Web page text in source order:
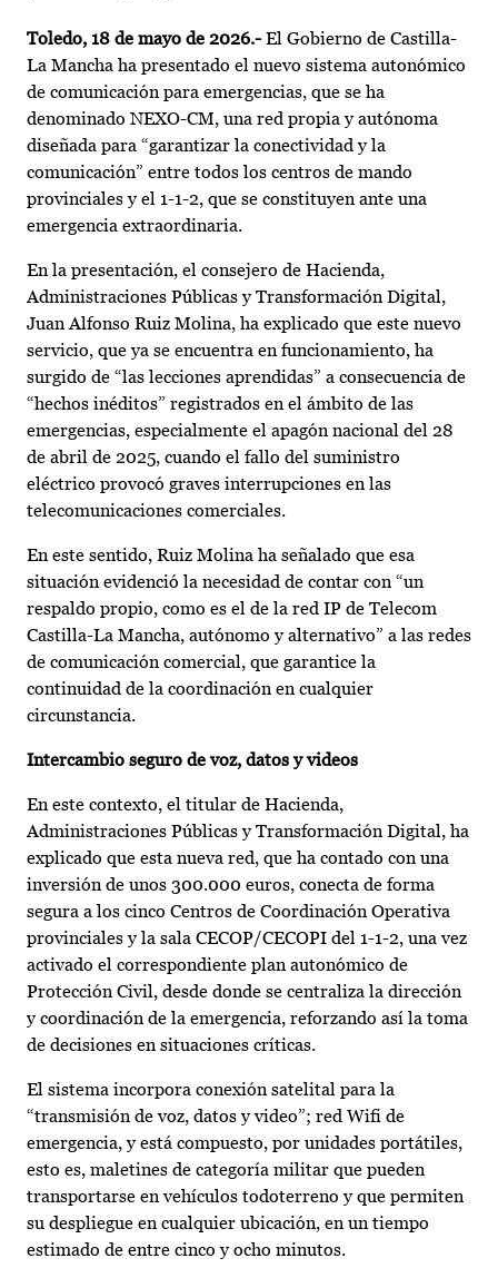
Toledo, 18 de mayo de 2026.- El Gobierno de Castilla-
La Mancha ha presentado el nuevo sistema autonómico
de comunicación para emergencias, que se ha
denominado NEXO-CM, una red propia y autónoma
diseñada para “garantizar la conectividad y la
comunicación” entre todos los centros de mando
provinciales y el 1-1-2, que se constituyen ante una
emergencia extraordinaria.
En la presentación, el consejero de Hacienda,
Administraciones Públicas y Transformación Digital,
Juan Alfonso Ruiz Molina, ha explicado que este nuevo
servicio, que ya se encuentra en funcionamiento, ha
surgido de “las lecciones aprendidas” a consecuencia de
“hechos inéditos” registrados en el ámbito de las
emergencias, especialmente el apagón nacional del 28
de abril de 2025, cuando el fallo del suministro
eléctrico provocó graves interrupciones en las
telecomunicaciones comerciales.
En este sentido, Ruiz Molina ha señalado que esa
situación evidenció la necesidad de contar con “un
respaldo propio, como es el de la red IP de Telecom
Castilla-La Mancha, autónomo y alternativo” a las redes
de comunicación comercial, que garantice la
continuidad de la coordinación en cualquier
circunstancia.
Intercambio seguro de voz, datos y videos
En este contexto, el titular de Hacienda,
Administraciones Públicas y Transformación Digital, ha
explicado que esta nueva red, que ha contado con una
inversión de unos 300.000 euros, conecta de forma
segura a los cinco Centros de Coordinación Operativa
provinciales y la sala CECOP/CECOPI del 1-1-2, una vez
activado el correspondiente plan autonómico de
Protección Civil, desde donde se centraliza la dirección
y coordinación de la emergencia, reforzando así la toma
de decisiones en situaciones críticas.
El sistema incorpora conexión satelital para la
“transmisión de voz, datos y video”; red Wifi de
emergencia, y está compuesto, por unidades portátiles,
esto es, maletines de categoría militar que pueden
transportarse en vehículos todoterreno y que permiten
su despliegue en cualquier ubicación, en un tiempo
estimado de entre cinco y ocho minutos.